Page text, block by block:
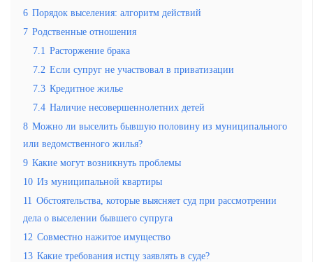
6 Порядок выселения: алгоритм действий
7 Родственные отношения
7.1 Расторжение брака
7.2 Если супруг не участвовал в приватизации
7.3 Кредитное жилье
7.4 Наличие несовершеннолетних детей
8 Можно ли выселить бывшую половину из муниципального
или ведомственного жилья?
9 Какие могут возникнуть проблемы
10 Из муниципальной квартиры
11 Обстоятельства, которые выясняет суд при рассмотрении
дела о выселении бывшего супруга
12 Совместно нажитое имущество
13 Какие требования истцу заявлять в суде?